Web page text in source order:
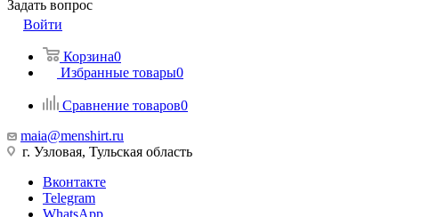
Задать вопрос
Войти
Корзина0
Избранные товары0
Сравнение товаров0
maia@menshirt.ru
г. Узловая, Тульская область
Вконтакте
Telegram
WhatsApp